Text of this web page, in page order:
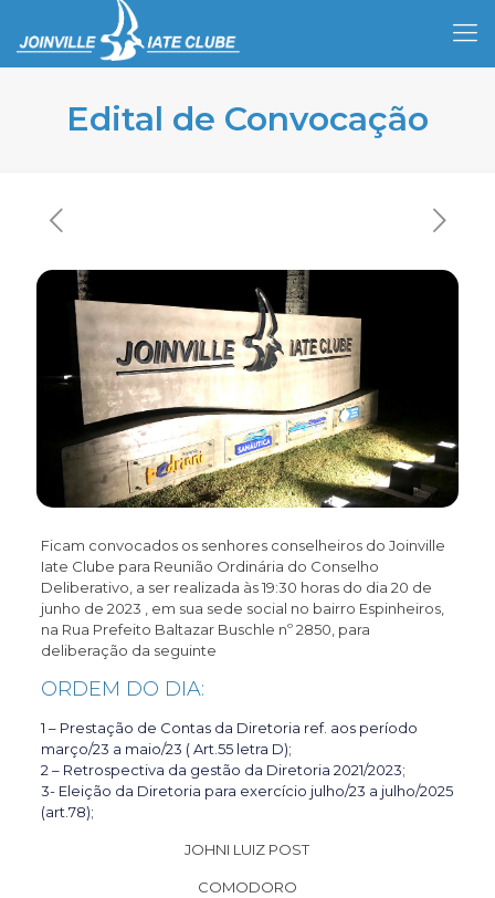
Edital de Convocação
Ficam convocados os senhores conselheiros do Joinville
Iate Clube para Reunião Ordinária do Conselho
Deliberativo, a ser realizada às 19:30 horas do dia 20 de
junho de 2023 , em sua sede social no bairro Espinheiros,
na Rua Prefeito Baltazar Buschle nº 2850, para
deliberação da seguinte
ORDEM DO DIA:
1 – Prestação de Contas da Diretoria ref. aos período
março/23 a maio/23 ( Art.55 letra D);
2 – Retrospectiva da gestão da Diretoria 2021/2023;
3- Eleição da Diretoria para exercício julho/23 a julho/2025
(art.78);
JOHNI LUIZ POST
COMODORO